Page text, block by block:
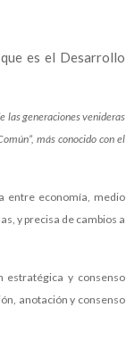
es el Desarrollo
las generaciones venideras
más conocido con el
entre economía, medio
y precisa de cambios a
estratégica y consenso
anotación y consenso